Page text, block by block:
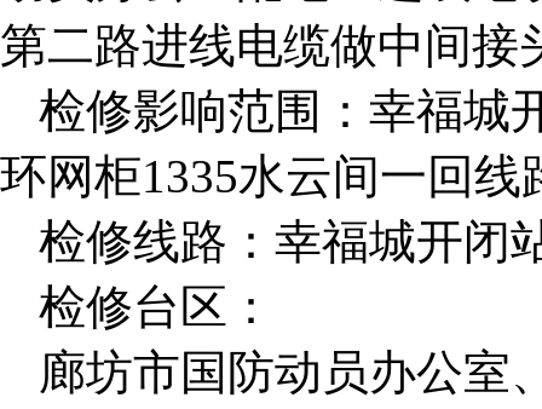
第二路进线电缆做中间接
检修影响范围：幸福城
环网柜1335水云间一回线
检修线路：幸福城开闭
检修台区：
廊坊市国防动员办公室